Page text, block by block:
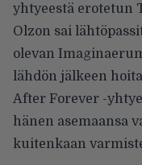
yhtyeestä erotetun
Olzon sai
olevan
lähdön jälkeen
After Forever -
hänen asemaansa
kuitenkaan